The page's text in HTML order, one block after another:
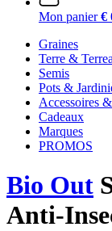
Mon panier €
Graines
Terre &
Semis
Pots &
Accessoires
Cadeaux
Marques
PROMOS
Bio Out
Anti-